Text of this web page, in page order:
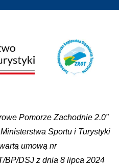
Pomorze Zachodnie 2.0”
Sportu i Turystyki
umową nr
BP/DSJ z dnia 8 lipca 2024